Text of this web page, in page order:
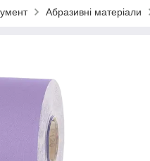
Абразивні матеріали